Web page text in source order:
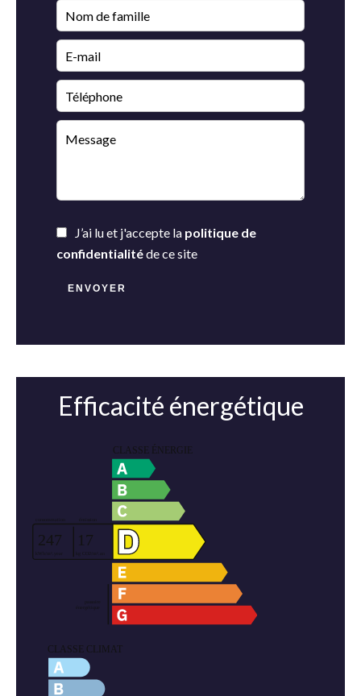
J’ai lu et j'accepte la politique de
confidentialitéde ce site
ENVOYER
Efficacité énergétique